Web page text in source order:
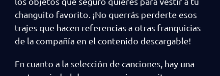
changuito favorito. ¡No querrás perderte esos
trajes que hacen referencias a otras franquicias
de la compañía en el contenido descargable!
En cuanto a la selección de canciones, hay una